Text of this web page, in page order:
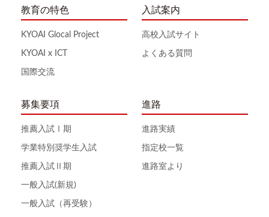
教育の特色
KYOAI Glocal Project
KYOAI x ICT
国際交流
入試案内
高校入試サイト
よくある質問
募集要項
推薦入試Ⅰ期
学業特別奨学生入試
推薦入試Ⅱ期
一般入試(新規)
一般入試（再受験）
進路
進路実績
指定校一覧
進路室より